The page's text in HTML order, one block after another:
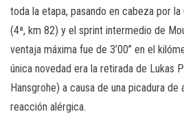
toda la etapa, pasando en cabeza por la
(4ª, km 82) y el sprint intermedio de
ventaja máxima fue de 3’00” en el
única novedad era la retirada de Lukas
Hansgrohe) a causa de una picadura
reacción alérgica.